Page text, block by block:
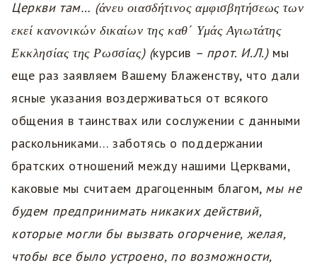
Церкви там… (άνευ οιασδήτινος αμφισβητήσεως των
εκεί κανονικών δικαίων της καθ΄ Υμάς Αγιωτάτης
Εκκλησίας της Ρωσσίας) (курсив – прот. И.Л.) мы
еще раз заявляем Вашему Блаженству, что дали
ясные указания воздерживаться от всякого
общения в таинствах или сослужении с данными
раскольниками… заботясь о поддержании
братских отношений между нашими Церквами,
каковые мы считаем драгоценным благом, мы не
будем предпринимать никаких действий,
которые могли бы вызвать огорчение, желая,
чтобы все было устроено, по возможности,